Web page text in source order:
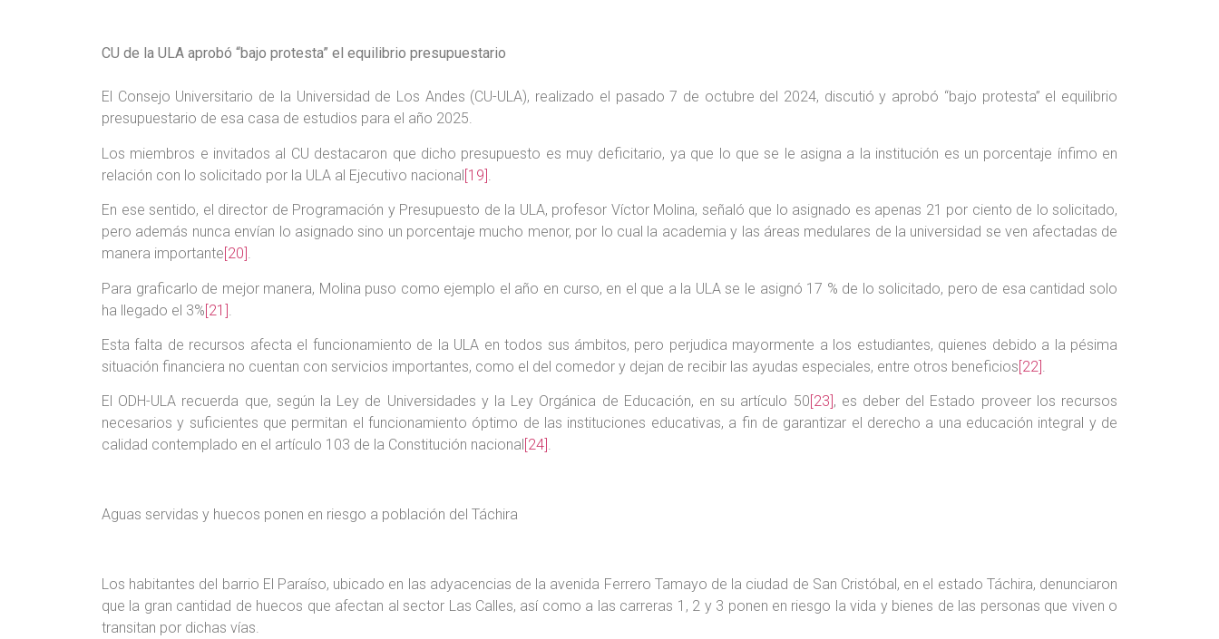
CU de la ULA aprobó “bajo protesta” el equilibrio presupuestario
El Consejo Universitario de la Universidad de Los Andes (CU-ULA), realizado el pasado 7 de octubre del 2024, discutió y aprobó “bajo protesta” el equilibrio
presupuestario de esa casa de estudios para el año 2025.
Los miembros e invitados al CU destacaron que dicho presupuesto es muy deficitario, ya que lo que se le asigna a la institución es un porcentaje ínfimo en
relación con lo solicitado por la ULA al Ejecutivo nacional[19]
En ese sentido, el director de Programación y Presupuesto de la ULA, profesor Víctor Molina, señaló que lo asignado es apenas 21 por ciento de lo solicitado,
pero además nunca envían lo asignado sino un porcentaje mucho menor, por lo cual la academia y las áreas medulares de la universidad se ven afectadas de
manera importante [20] .
Para graficarlo de mejor manera, Molina puso como ejemplo el año en curso, en el que a la ULA se le asignó 17 % de lo solicitado, pero de esa cantidad solo
ha llegado el 3%[21]
Esta falta de recursos afecta el funcionamiento de la ULA en todos sus ámbitos, pero perjudica mayormente a los estudiantes, quienes debido a la pésima
situación financiera no cuentan con servicios importantes, como el del comedor y dejan de recibir las ayudas especiales, entre otros beneficios[22].
El ODH-ULA recuerda que, según la Ley de Universidades y la Ley Orgánica de Educación, en su artículo 50 [23] , es deber del Estado proveer los recursos
necesarios y suficientes que permitan el funcionamiento óptimo de las instituciones educativas, a fin de garantizar el derecho a una educación integral y de
calidad contemplado en el artículo 103 de la Constitución nacional [24] .
Aguas servidas y huecos ponen en riesgo a población del Táchira
Los habitantes del barrio El Paraíso, ubicado en las adyacencias de la avenida Ferrero Tamayo de la ciudad de San Cristóbal, en el estado Táchira, denunciaron
que la gran cantidad de huecos que afectan al sector Las Calles, así como a las carreras 1, 2 y 3 ponen en riesgo la vida y bienes de las personas que viven o
transitan por dichas vías.